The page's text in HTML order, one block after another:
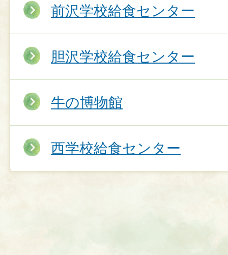
前沢学校給食センター
胆沢学校給食センター
牛の博物館
西学校給食センター